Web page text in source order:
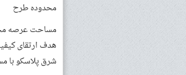
محدوده طرح
هدف ارتقای
شرق پلاسکو با مساحت ۵۰۰۰ مترمربع (پارکینگ فعلی) و افزایش عرصه